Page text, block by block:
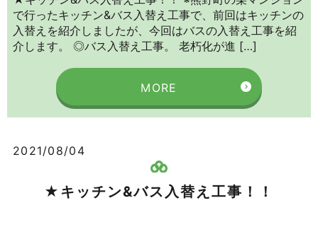
で行ったキッチン&バス入替え工事で、前回はキッチンの
入替えを紹介しましたが、今回はバスの入替え工事を紹
介します。 ◎バス入替え工事。 老朽化が進 […]
MORE
2021/08/04
★キッチン&バス入替え工事！！